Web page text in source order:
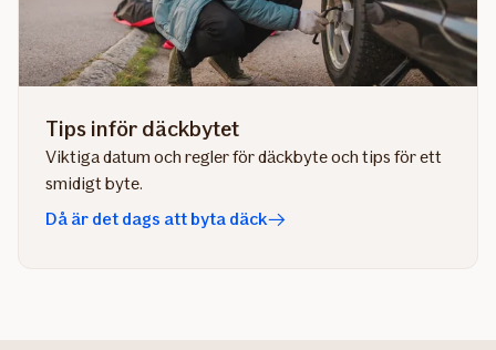
Tips inför däckbytet
Viktiga datum och regler för däckbyte och tips för ett
smidigt byte.
Då är det dags att byta däck